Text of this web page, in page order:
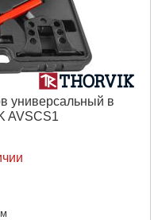
универсальный в
AVSCS1